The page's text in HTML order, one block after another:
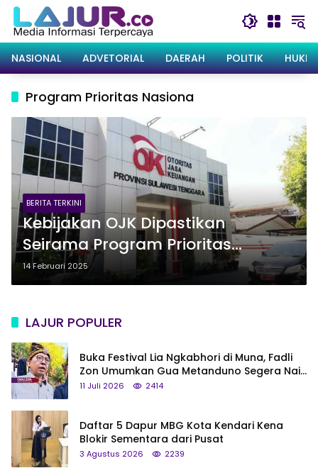
Langsung
konten
NASIONAL
ADVETORIAL DAERAH POLITIK
Program Prioritas Nasiona
BERITA TERKINI
Kebijakan OJK Dipastikan
Seirama Program Prioritas
Nasional: Ikut Kolaborasi Dukung
MBG
14 Februari 2025
LAJUR POPULER
Buka Festival Lia Ngkabhori di Muna, Fadli
Zon Umumkan Gua Metanduno Segera Naik
Status Jadi Cagar Budaya Nasional
11 Juli 2026 2414
Daftar 5 Dapur MBG Kota Kendari Kena
Blokir Sementara dari Pusat
3 Agustus 2026 2239